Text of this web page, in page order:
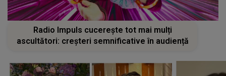
Radio Impuls cucerește tot mai mulți
ascultători: creșteri semnificative în audiență